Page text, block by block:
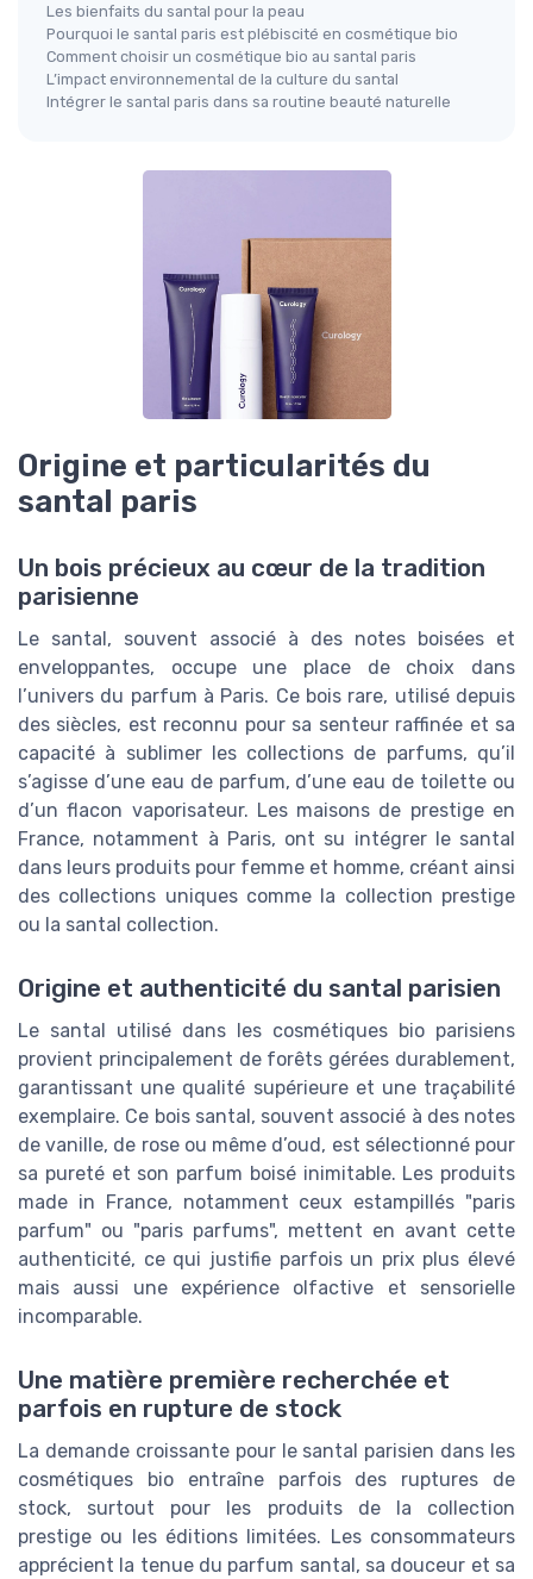
Les bienfaits du santal pour la peau
Pourquoi le santal paris est plébiscité en cosmétique bio
Comment choisir un cosmétique bio au santal paris
L’impact environnemental de la culture du santal
Intégrer le santal paris dans sa routine beauté naturelle
Origine et particularités du
santal paris
Un bois précieux au cœur de la tradition
parisienne
Le santal, souvent associé à des notes boisées et
enveloppantes, occupe une place de choix dans
l’univers du parfum à Paris. Ce bois rare, utilisé depuis
des siècles, est reconnu pour sa senteur raffinée et sa
capacité à sublimer les collections de parfums, qu’il
s’agisse d’une eau de parfum, d’une eau de toilette ou
d’un flacon vaporisateur. Les maisons de prestige en
France, notamment à Paris, ont su intégrer le santal
dans leurs produits pour femme et homme, créant ainsi
des collections uniques comme la collection prestige
ou la santal collection.
Origine et authenticité du santal parisien
Le santal utilisé dans les cosmétiques bio parisiens
provient principalement de forêts gérées durablement,
garantissant une qualité supérieure et une traçabilité
exemplaire. Ce bois santal, souvent associé à des notes
de vanille, de rose ou même d’oud, est sélectionné pour
sa pureté et son parfum boisé inimitable. Les produits
made in France, notamment ceux estampillés "paris
parfum" ou "paris parfums", mettent en avant cette
authenticité, ce qui justifie parfois un prix plus élevé
mais aussi une expérience olfactive et sensorielle
incomparable.
Une matière première recherchée et
parfois en rupture de stock
La demande croissante pour le santal parisien dans les
cosmétiques bio entraîne parfois des ruptures de
stock, surtout pour les produits de la collection
prestige ou les éditions limitées. Les consommateurs
apprécient la tenue du parfum santal, sa douceur et sa